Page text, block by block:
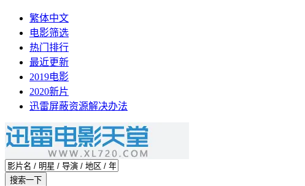
繁体中文
电影筛选
热门排行
最近更新
2019电影
2020新片
迅雷屏蔽资源解决办法